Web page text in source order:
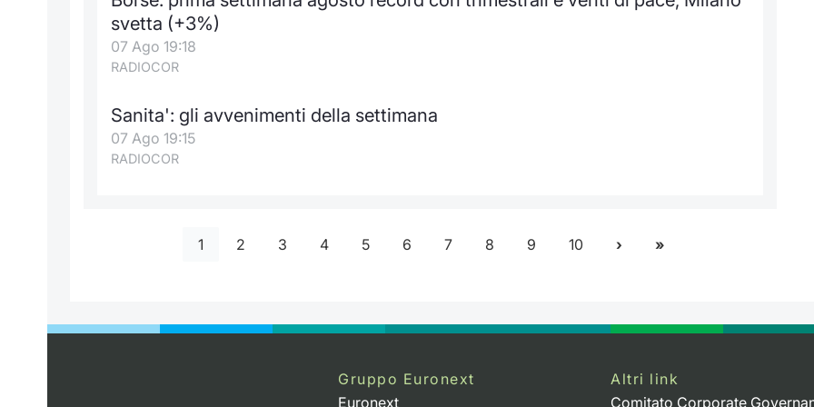
svetta (+3%)
07 Ago 19:18
RADIOCOR
Sanita': gli avvenimenti della settimana
07 Ago 19:15
RADIOCOR
1 2 3 4 5 6 7 8 9 10
Gruppo Euronext
Euronext
Altri link
Comitato Corporate